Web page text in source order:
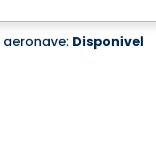
Disponivel